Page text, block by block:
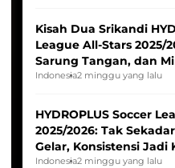
Kisah Dua Srikandi
League All-Stars 2025/
Sarung Tangan, dan
Pernah Padam
Indonesia2 minggu yang lalu
HYDROPLUS Soccer
2025/2026: Tak
Gelar, Konsistensi Jadi
Indonesia2 minggu yang lalu